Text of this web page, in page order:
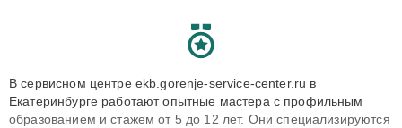
В сервисном центре ekb.gorenje-service-center.ru в
Екатеринбурге работают опытные мастера с профильным
образованием и стажем от 5 до 12 лет. Они специализируются